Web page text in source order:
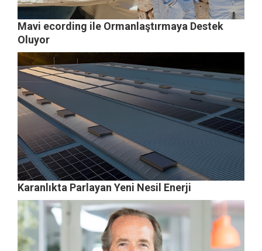
Mavi ecording ile Ormanlaştırmaya Destek
Oluyor
Karanlıkta Parlayan Yeni Nesil Enerji